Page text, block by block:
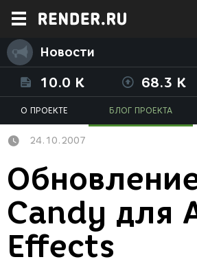
Новости
10.0 K 68.3 K
О ПРОЕКТЕ БЛОГ ПРОЕКТА
24.10.2007
Candy для
Effects